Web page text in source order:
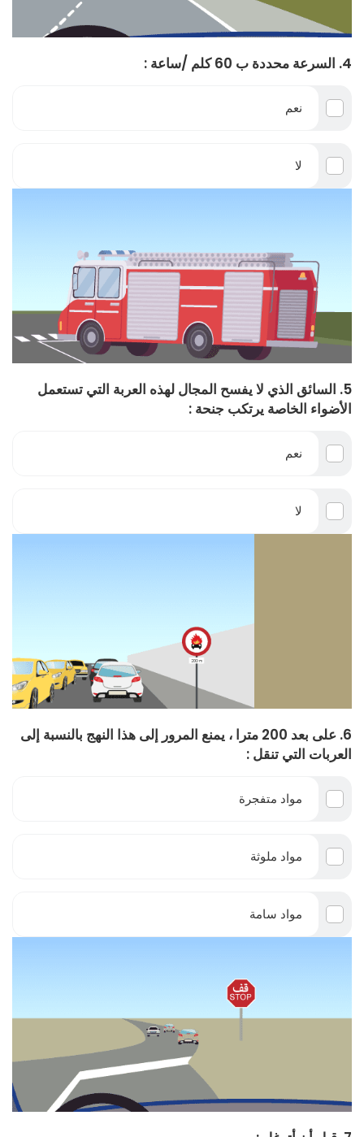
4. السرعة محددة ب 60 كلم /ساعة :
نعم
لا
5. السائق الذي لا يفسح المجال لهذه العربة التي تستعمل
الأضواء الخاصة يرتكب جنحة :
نعم
لا
6. على بعد 200 مترا ، يمنع المرور إلى هذا النهج بالنسبة إلى
العربات التي تنقل :
مواد متفجرة
مواد ملوثة
مواد سامة